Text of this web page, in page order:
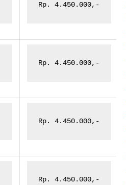
Rp. 4.450.000,-
Rp. 4.450.000,-
Rp. 4.450.000,-
Rp. 4.450.000,-